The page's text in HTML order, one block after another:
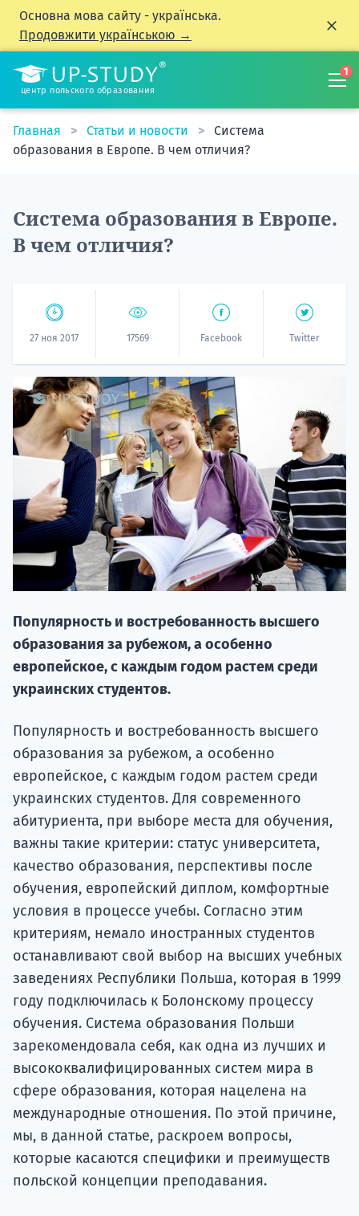
Основна мова сайту - українська.
Продовжити українською →
центр польского образования
1
Главная Статьи и новости
Система
образования в Европе. В чем отличия?
Система образования в Европе.
В чем отличия?
27 ноя 2017 17569 Facebook Twitter
Популярность и востребованность высшего
образования за рубежом, а особенно
европейское, с каждым годом растем среди
украинских студентов.
Популярность и востребованность высшего
образования за рубежом, а особенно
европейское, с каждым годом растем среди
украинских студентов. Для современного
абитуриента, при выборе места для обучения,
важны такие критерии: статус университета,
качество образования, перспективы после
обучения, европейский диплом, комфортные
условия в процессе учебы. Согласно этим
критериям, немало иностранных студентов
останавливают свой выбор на высших учебных
заведениях Республики Польша, которая в 1999
году подключилась к Болонскому процессу
обучения. Система образования Польши
зарекомендовала себя, как одна из лучших и
высококвалифицированных систем мира в
сфере образования, которая нацелена на
международные отношения. По этой причине,
мы, в данной статье, раскроем вопросы,
которые касаются специфики и преимуществ
польской концепции преподавания.
20.09
НАБОР